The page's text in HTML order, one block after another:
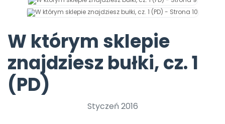
Archiwalne numery
Promocje
W którym sklepie
znajdziesz bułki, cz. 1
(PD)
Styczeń 2016